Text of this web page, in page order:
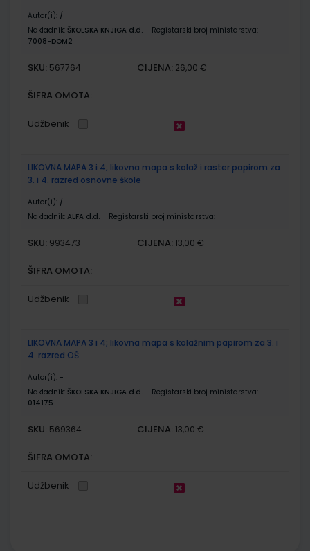
Autor(i): /
Nakladnik: ŠKOLSKA KNJIGA d.d.
Registarski broj ministarstva:
7008-DOM2
SKU: 567764 CIJENA: 26,00 €
ŠIFRA OMOTA:
Udžbenik
LIKOVNA MAPA 3 i 4; likovna mapa s kolaž i raster papirom za
3. i 4. razred osnovne škole
Autor(i): /
Nakladnik: ALFA d.d. Registarski broj ministarstva:
SKU: 993473 CIJENA: 13,00 €
ŠIFRA OMOTA:
Udžbenik
LIKOVNA MAPA 3 i 4; likovna mapa s kolažnim papirom za 3. i
4. razred OŠ
Autor(i): -
Nakladnik: ŠKOLSKA KNJIGA d.d.
Registarski broj ministarstva:
014175
SKU: 569364 CIJENA: 13,00 €
ŠIFRA OMOTA:
Udžbenik